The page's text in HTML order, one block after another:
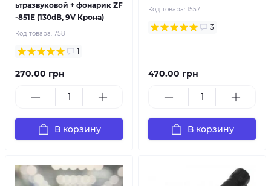
ьтразвуковой + фонарик ZF
-851E (130dB, 9V Крона)
Код товара: 758
1
270.00 грн
В корзину
Код товара: 1557
3
470.00 грн
В корзину